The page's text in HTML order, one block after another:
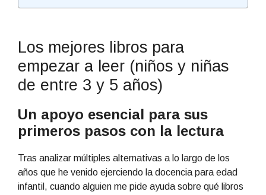
Los mejores libros para
empezar a leer (niños y niñas
de entre 3 y 5 años)
Un apoyo esencial para sus
primeros pasos con la lectura
Tras analizar múltiples alternativas a lo largo de los
años que he venido ejerciendo la docencia para edad
infantil, cuando alguien me pide ayuda sobre qué libros